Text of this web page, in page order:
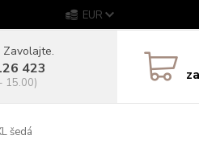
EUR
423
15.00) za
šedá